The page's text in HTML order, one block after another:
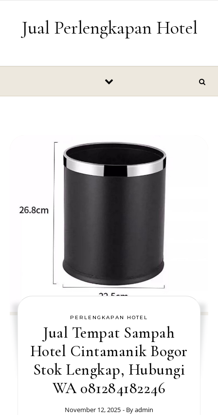
Jual Perlengkapan Hotel
PERLENGKAPAN HOTEL
Jual Tempat Sampah
Hotel Cintamanik Bogor
Stok Lengkap, Hubungi
WA 081284182246
November 12, 2025 - Byadmin